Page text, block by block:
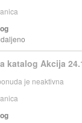
katalog Akcija
je neaktivna